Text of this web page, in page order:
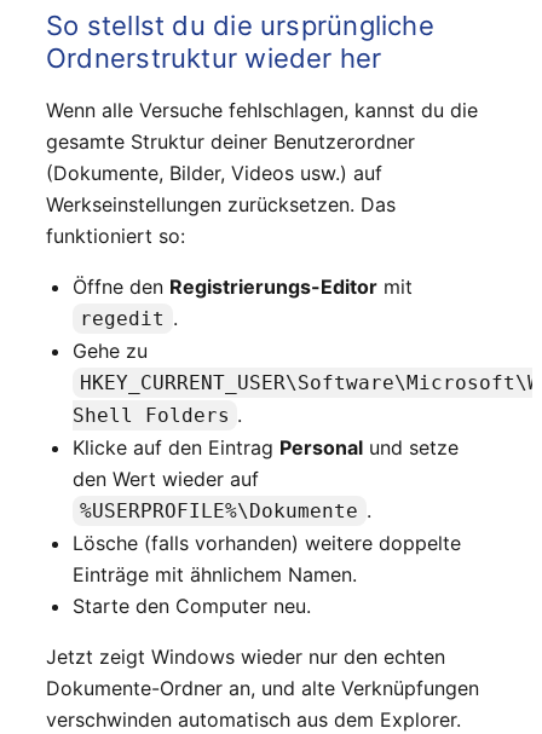
So stellst du die ursprüngliche
Ordnerstruktur wieder her
Wenn alle Versuche fehlschlagen, kannst du die
gesamte Struktur deiner Benutzerordner
(Dokumente, Bilder, Videos usw.) auf
Werkseinstellungen zurücksetzen. Das
funktioniert so:
Öffne den Registrierungs-Editor mit
regedit .
Gehe zu
Shell Folders .
Klicke auf den Eintrag Personal und setze
den Wert wieder auf
%USERPROFILE%\Dokumente .
Lösche (falls vorhanden) weitere doppelte
Einträge mit ähnlichem Namen.
Starte den Computer neu.
Jetzt zeigt Windows wieder nur den echten
Dokumente-Ordner an, und alte Verknüpfungen
verschwinden automatisch aus dem Explorer.